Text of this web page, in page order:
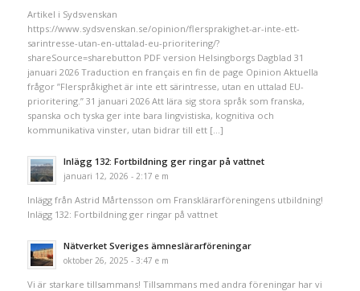
Artikel i Sydsvenskan
https://www.sydsvenskan.se/opinion/flersprakighet-ar-inte-ett-
sarintresse-utan-en-uttalad-eu-prioritering/?
shareSource=sharebutton PDF version Helsingborgs Dagblad 31
januari 2026 Traduction en français en fin de page Opinion Aktuella
frågor ”Flerspråkighet är inte ett särintresse, utan en uttalad EU-
prioritering.” 31 januari 2026 Att lära sig stora språk som franska,
spanska och tyska ger inte bara lingvistiska, kognitiva och
kommunikativa vinster, utan bidrar till ett […]
Inlägg 132: Fortbildning ger ringar på vattnet
januari 12, 2026 - 2:17 e m
Inlägg från Astrid Mårtensson om Fransklärarföreningens utbildning!
Inlägg 132: Fortbildning ger ringar på vattnet
Nätverket Sveriges ämneslärarföreningar
oktober 26, 2025 - 3:47 e m
Vi är starkare tillsammans! Tillsammans med andra föreningar har vi